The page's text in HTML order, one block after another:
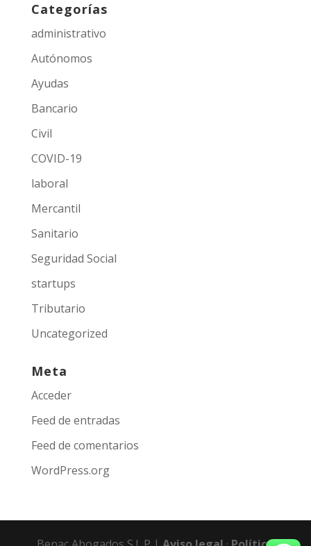
Categorías
administrativo
Autónomos
Ayudas
Bancario
Civil
COVID-19
laboral
Mercantil
Sanitario
Seguridad Social
startups
Tributario
Uncategorized
Meta
Acceder
Feed de entradas
Feed de comentarios
WordPress.org